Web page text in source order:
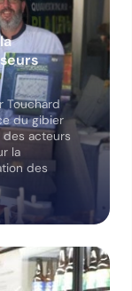
Touchard
du gibier
des acteurs
la
des